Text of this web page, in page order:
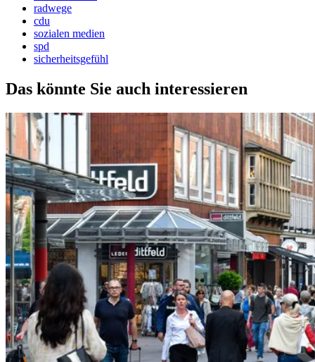
radwege
cdu
sozialen medien
spd
sicherheitsgefühl
Das könnte Sie auch interessieren